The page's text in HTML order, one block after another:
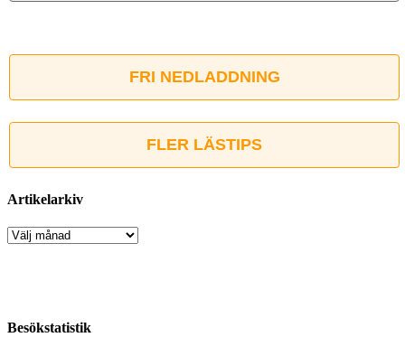
FRI NEDLADDNING
FLER LÄSTIPS
Artikelarkiv
Artikelarkiv
Besökstatistik